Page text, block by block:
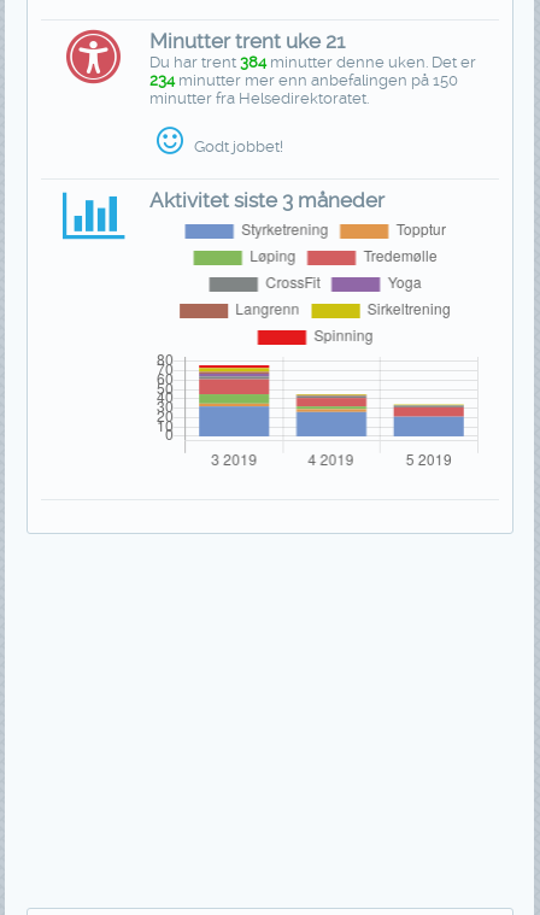
Minutter trent uke 21
Du har trent384minutter denne uken. Det er
234minutter mer enn anbefalingen på 150
minutter fra Helsedirektoratet.
Godt jobbet!
Aktivitet siste 3 måneder